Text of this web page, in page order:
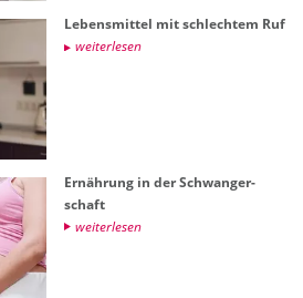
Le­bens­mit­tel mit schlech­tem Ruf
wei­ter­le­sen
Er­näh­rung in der Schwan­ger­
schaft
wei­ter­le­sen